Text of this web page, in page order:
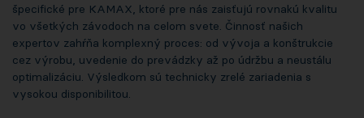
špecifické pre KAMAX, ktoré pre nás zaisťujú rovnakú kvalitu
vo všetkých závodoch na celom svete. Činnosť našich
expertov zahŕňa komplexný proces: od vývoja a konštrukcie
cez výrobu, uvedenie do prevádzky až po údržbu a neustálu
optimalizáciu. Výsledkom sú technicky zrelé zariadenia s
vysokou disponibilitou.